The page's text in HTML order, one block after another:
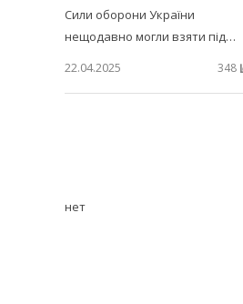
Сили оборони України
нещодавно могли взяти під…
22.04.2025
348
нет